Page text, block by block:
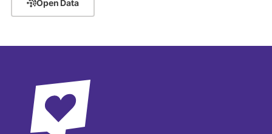
Open Data